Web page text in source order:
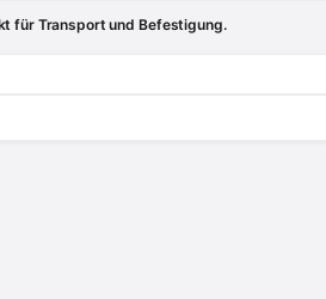
für Transport und Befestigung.